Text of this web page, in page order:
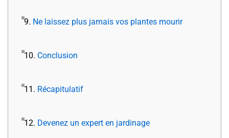
9. Ne laissez plus jamais vos plantes mourir
10. Conclusion
11. Récapitulatif
12. Devenez un expert en jardinage